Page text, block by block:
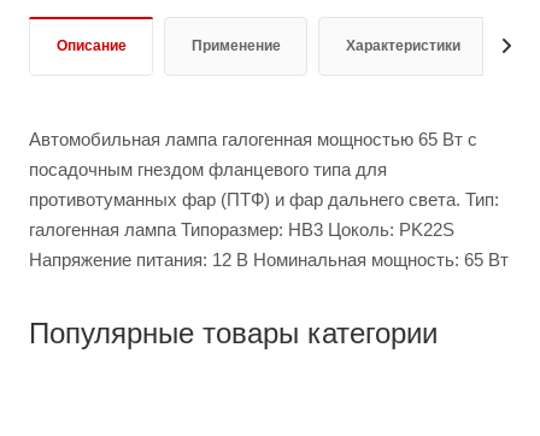
Описание Применение Характеристики
Автомобильная лампа галогенная мощностью 65 Вт с
посадочным гнездом фланцевого типа для
противотуманных фар (ПТФ) и фар дальнего света. Тип:
галогенная лампа Типоразмер: HB3 Цоколь: PK22S
Напряжение питания: 12 В Номинальная мощность: 65 Вт
Популярные товары категории